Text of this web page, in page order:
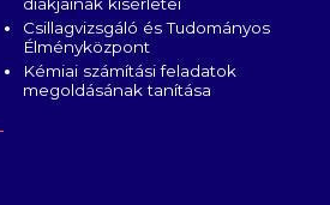
Csillagvizsgáló és Tudományos
Élményközpont
Kémiai számítási feladatok
megoldásának tanítása